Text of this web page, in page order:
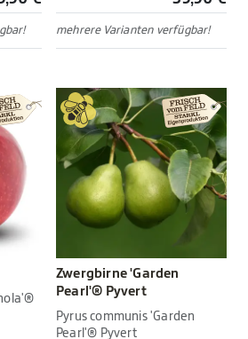
mehrere Varianten verfügbar!
Zwergbirne 'Garden
Pearl'® Pyvert
Pyrus communis 'Garden
Pearl'® Pyvert